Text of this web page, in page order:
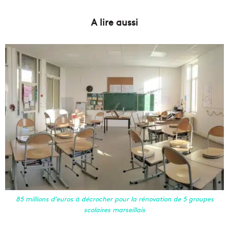
A lire aussi
85 millions d’euros à décrocher pour la rénovation de 5 groupes
scolaires marseillais